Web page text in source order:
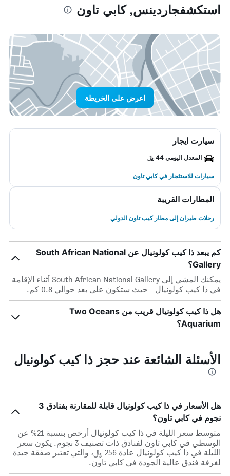
استكشفجاردينس, كابي تاون
اعرض على الخريطة
سيارت ايجار
المعدل اليومي 44 ﷼
سيارات للاستئجار في كابي تاون
المطارات القريبة
رحلات طيران إلى مطار كيب تاون الدولي
كم يبعد ذا كيب كولونيال عن South African National
Gallery؟
يمكنك المشي إلى South African National Gallery أثناء الإقامة
في ذا كيب كولونيال - حيث ستكون على بعد حوالي 0.8 كم.
هل ذا كيب كولونيال قريب من Two Oceans
Aquarium؟
الأسئلة الشائعة عند حجز ذا كيب كولونيال
هل الأسعار في ذا كيب كولونيال قابلة للمقارنة بفنادق 3
نجوم في كابي تاون؟
متوسط سعر الليلة في ذا كيب كولونيال أرخص بنسبة 21% عن
الوسطي في كابي تاون لفنادق ذات تصنيف 3 نجوم. يكون سعر
الليلة في ذا كيب كولونيال عادة 256 ﷼، والتي تعتبر صفقة جيدة
لغرفة فندق عالية الجودة في كابي تاون.